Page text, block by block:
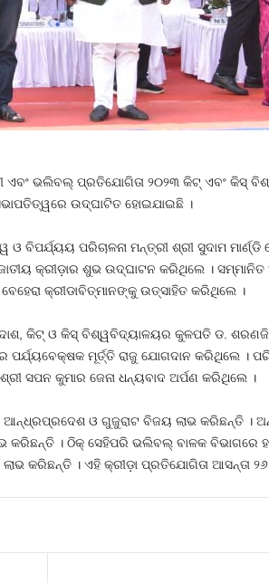
ଏବଂ ଭଲିବଲ୍‌ ପ୍ରତିଯୋଗିତା ୨୦୨୩ କିଟ୍‌ ଏବଂ କିସ୍‌
ଉଦ୍‌ଘାଟିତ ହୋଇଯାଇଛି ।
ବିପର୍ଯ୍ୟୟ ପରିଚାଳନା ମନ୍ତ୍ରୀ ଶ୍ରୀ ସୁଦାମ
କ୍ରୀଡ଼ାର ଶୁଭ ଉଦ୍‌ଘାଟନ କରିଥିଲେ ।
କ୍ରୀଡାବିତ୍‌ମାନଙ୍କୁ ଉତ୍ସାହିତ କରିଥିଲେ ।
କିଟ୍‌ ଓ କିସ୍‌ ବିଶ୍ୱବିଦ୍ୟାଳୟର କୁଳପତି ଡ.
ମୂର୍ତ୍ତି ରାଜୁ ଯୋଗଦାନ କରିଥିଲେ ।
ସପନ କୁମାର ଜେନା ଧନ୍ୟବାଦ ଅର୍ପଣ କରିଥିଲେ ।
ଆନ୍ଧ୍ରପ୍ରଦେଶ ଓ ଗୁଜୁରାଟ ବିଜୟ ଲାଭ କରିଛନ୍ତି ।
। ଠିକ୍‌ ସେହିପରି ଭଲିବଲ୍‌ ବାଳକ ବିଭାଗରେ
କରିଛନ୍ତି । ଏହି କ୍ରୀଡ଼ା ପ୍ରତିଯୋଗିତା ଆସନ୍ତା ୨୬